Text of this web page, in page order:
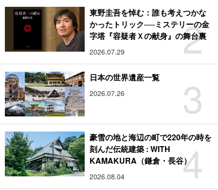
2
東野圭吾を悼む：誰も考えつかな
かったトリック──ミステリーの金
字塔『容疑者Ｘの献身』の舞台裏
2026.07.29
3
日本の世界遺産一覧
2026.07.26
4
豪雪の地と海辺の町で220年の時を
刻んだ伝統建築 : WITH
KAMAKURA（鎌倉・長谷）
2026.08.04